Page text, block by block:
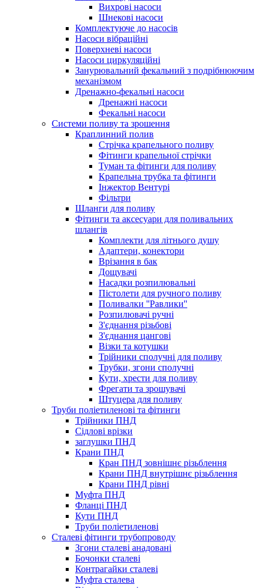
Вихрові насоси
Шнекові насоси
Комплектуюче до насосів
Насоси вібраційні
Поверхневі насоси
Насоси циркуляційні
Занурювальний фекальний з подрібнюючим
механізмом
Дренажно-фекальні насоси
Дренажні насоси
Фекальні насоси
Системи поливу та зрошення
Краплинний полив
Стрічка крапельного поливу
Фітинги крапельної стрічки
Туман та фітинги для поливу
Крапельна трубка та фітинги
Інжектор Вентурі
Фільтри
Шланги для поливу
Фітинги та аксесуари для поливальних
шлангів
Комплекти для літнього душу
Адаптери, конектори
Врізання в бак
Дощувачі
Насадки розпилювальні
Пістолети для ручного поливу
Поливалки ''Равлики''
Розпилювачі ручні
З'єднання різьбові
З'єднання цангові
Візки та котушки
Трійники сполучні для поливу
Трубки, згони сполучні
Кути, хрести для поливу
Фрегати та зрошувачі
Штуцера для поливу
Труби поліетиленові та фітинги
Трійники ПНД
Сідлові врізки
заглушки ПНД
Крани ПНД
Кран ПНД зовнішнє різьблення
Крани ПНД внутрішнє різьблення
Крани ПНД рівні
Муфта ПНД
Фланці ПНД
Кути ПНД
Труби поліетиленові
Сталеві фітинги трубопроводу
Згони сталеві анадовані
Бочонки сталеві
Контрагайки сталеві
Муфта сталева